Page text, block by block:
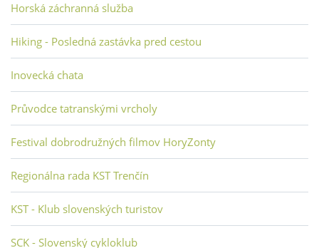
Horská záchranná služba
Hiking - Posledná zastávka pred cestou
Inovecká chata
Průvodce tatranskými vrcholy
Festival dobrodružných filmov HoryZonty
Regionálna rada KST Trenčín
KST - Klub slovenských turistov
SCK - Slovenský cykloklub